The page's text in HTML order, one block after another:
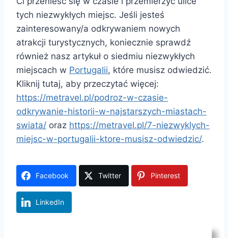
tych niezwykłych miejsc. Jeśli jesteś
zainteresowany/a odkrywaniem nowych
atrakcji turystycznych, koniecznie sprawdź
również nasz artykuł o siedmiu niezwykłych
miejscach w Portugalii, które musisz odwiedzić.
Kliknij tutaj, aby przeczytać więcej:
https://metravel.pl/podroz-w-czasie-
odkrywanie-historii-w-najstarszych-miastach-
swiata/ oraz https://metravel.pl/7-niezwyklych-
miejsc-w-portugalii-ktore-musisz-odwiedzic/.
Facebook Twitter Pinterest
LinkedIn